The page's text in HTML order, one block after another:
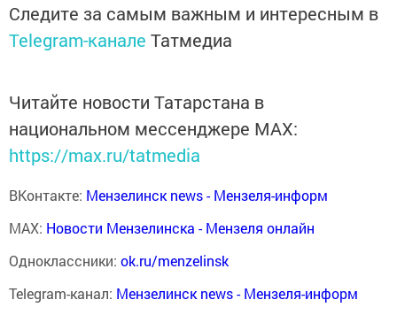
Следите за самым важным и интересным в
Telegram-канале Татмедиа
Читайте новости Татарстана в
национальном мессенджере MАХ:
https://max.ru/tatmedia
ВКонтакте: Мензелинск news - Мензеля-информ
MAX: Новости Мензелинска - Мензеля онлайн
Одноклассники: ok.ru/menzelinsk
Telegram-канал: Мензелинск news - Мензеля-информ